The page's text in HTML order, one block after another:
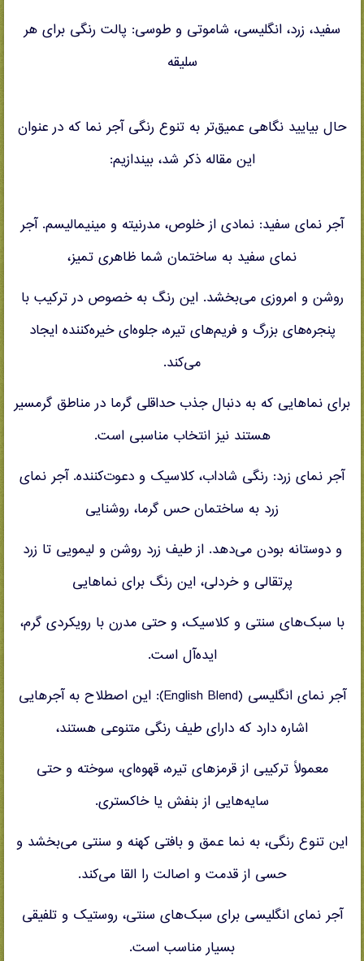
سفید، زرد، انگلیسی، شاموتی و طوسی: پالت رنگی برای هر
سلیقه
حال بیایید نگاهی عمیق‌تر به تنوع رنگی آجر نما که در عنوان
این مقاله ذکر شد، بیندازیم:
آجر نمای سفید: نمادی از خلوص، مدرنیته و مینیمالیسم. آجر
نمای سفید به ساختمان شما ظاهری تمیز،
روشن و امروزی می‌بخشد. این رنگ به خصوص در ترکیب با
پنجره‌های بزرگ و فریم‌های تیره، جلوه‌ای خیره‌کننده ایجاد
می‌کند.
برای نماهایی که به دنبال جذب حداقلی گرما در مناطق گرمسیر
هستند نیز انتخاب مناسبی است.
آجر نمای زرد: رنگی شاداب، کلاسیک و دعوت‌کننده. آجر نمای
زرد به ساختمان حس گرما، روشنایی
و دوستانه بودن می‌دهد. از طیف زرد روشن و لیمویی تا زرد
پرتقالی و خردلی، این رنگ برای نماهایی
با سبک‌های سنتی و کلاسیک، و حتی مدرن با رویکردی گرم،
ایده‌آل است.
آجر نمای انگلیسی (English Blend): این اصطلاح به آجرهایی
اشاره دارد که دارای طیف رنگی متنوعی هستند،
معمولاً ترکیبی از قرمزهای تیره، قهوه‌ای، سوخته و حتی
سایه‌هایی از بنفش یا خاکستری.
این تنوع رنگی، به نما عمق و بافتی کهنه و سنتی می‌بخشد و
حسی از قدمت و اصالت را القا می‌کند.
آجر نمای انگلیسی برای سبک‌های سنتی، روستیک و تلفیقی
بسیار مناسب است.